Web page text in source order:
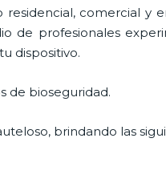
comercial y
de profesionales
dispositivo.
de bioseguridad.
brindando las